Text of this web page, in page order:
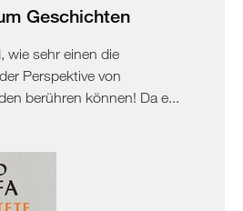
Geschichten
wie sehr einen die
Perspektive von
berühren können! Da e...